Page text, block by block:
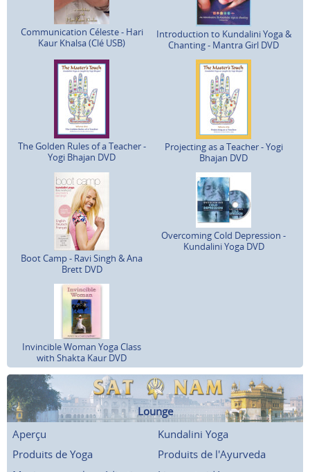
Communication Céleste - Hari
Kaur Khalsa (Clé USB)
Introduction to Kundalini Yoga &
Chanting - Mantra Girl DVD
The Golden Rules of a Teacher -
Yogi Bhajan DVD
Projecting as a Teacher - Yogi
Bhajan DVD
Boot Camp - Ravi Singh & Ana
Brett DVD
Overcoming Cold Depression -
Kundalini Yoga DVD
Invincible Woman Yoga Class
with Shakta Kaur DVD
Lounge
Aperçu
Kundalini Yoga
Produits de Yoga
Produits de l'Ayurveda